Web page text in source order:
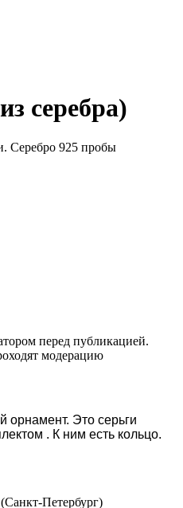
серебра)
Серебро 925 пробы
перед публикацией.
модерацию
орнамент. Это серьги
. К ним есть кольцо.
Петербург)